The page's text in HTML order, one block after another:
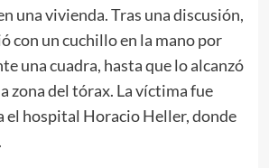
una vivienda. Tras una discusión,
con un cuchillo en la mano por
una cuadra, hasta que lo alcanzó
zona del tórax. La víctima fue
el hospital Horacio Heller, donde